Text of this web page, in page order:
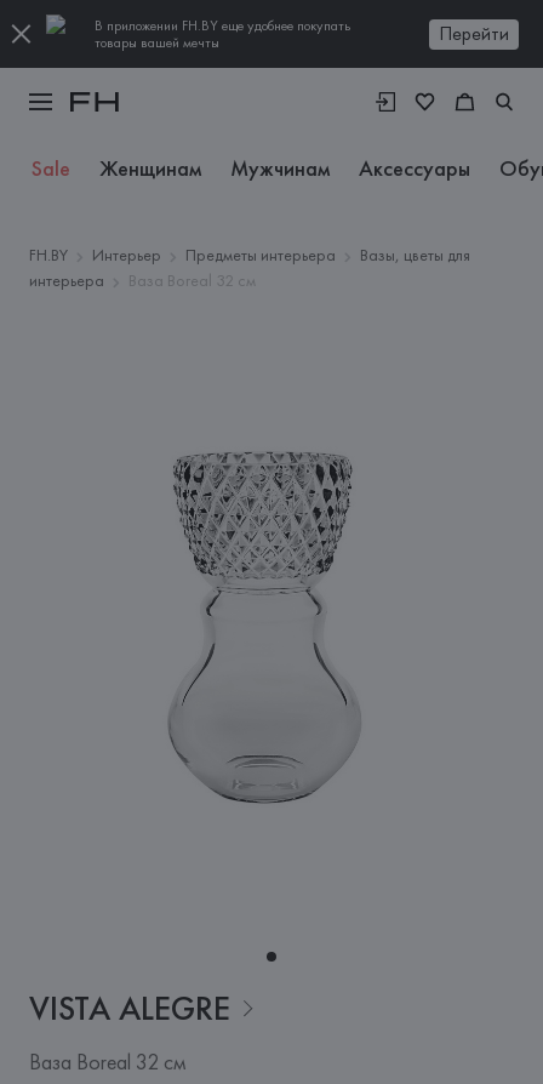
В приложении FH.BY еще удобнее покупать
товары вашей мечты
Перейти
Sale Женщинам Мужчинам Аксессуары
FH.BY Интерьер Предметы интерьера
Вазы, цветы для
интерьера
Ваза Boreal 32 см
VISTA ALEGRE
Ваза Boreal 32 см